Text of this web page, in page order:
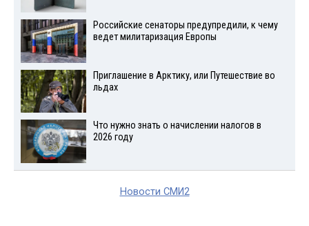
Российские сенаторы предупредили, к чему
ведет милитаризация Европы
Приглашение в Арктику, или Путешествие во
льдах
Что нужно знать о начислении налогов в
2026 году
Новости СМИ2